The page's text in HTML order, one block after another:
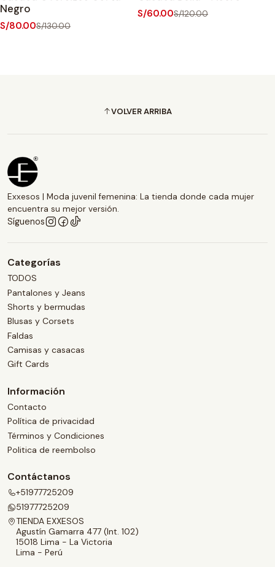
Negro
S/80.00S/130.00
S/60.00S/120.00
VOLVER ARRIBA
Exxesos | Moda juvenil femenina: La tienda donde cada mujer
encuentra su mejor versión.
Síguenos
Categorías
TODOS
Pantalones y Jeans
Shorts y bermudas
Blusas y Corsets
Faldas
Camisas y casacas
Gift Cards
Información
Contacto
Política de privacidad
Términos y Condiciones
Politica de reembolso
Contáctanos
+51977725209
51977725209
TIENDA EXXESOS
Agustín Gamarra 477 (Int. 102)
15018 Lima - La Victoria
Lima - Perú